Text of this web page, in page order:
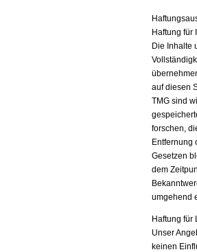
Haftung für
Die Inhalte
auf diesen
TMG sind
forschen,
Entfernung
Gesetzen
dem
umgehend
Haftung für
Unser
keinen